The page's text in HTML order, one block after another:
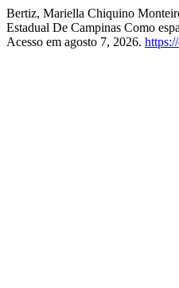
Bertiz, Mariella Chiquino
Estadual De Campinas Como
Acesso em agosto 7, 2026.